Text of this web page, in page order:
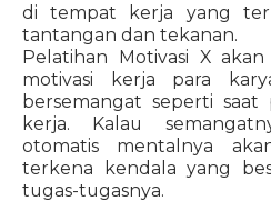
di tempat kerja yang
tantangan dan tekanan.
Pelatihan Motivasi X
motivasi kerja para
bersemangat seperti
kerja. Kalau
otomatis mentalnya
terkena kendala yang
tugas-tugasnya.